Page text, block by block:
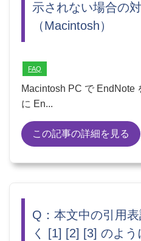
示されない場合の
（Macintosh）
FAQ
Macintosh PC で EndNote
に En...
この記事の詳細を見る
Q：本文中の引用
く [1] [2] [3] のよ